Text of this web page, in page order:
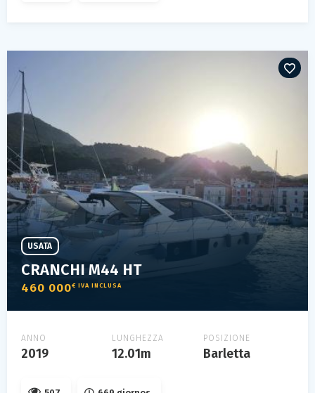
CRANCHI M44 HT
460 000€ IVA INCLUSA
USATA
ANNO
2019
LUNGHEZZA
12.01m
POSIZIONE
Barletta